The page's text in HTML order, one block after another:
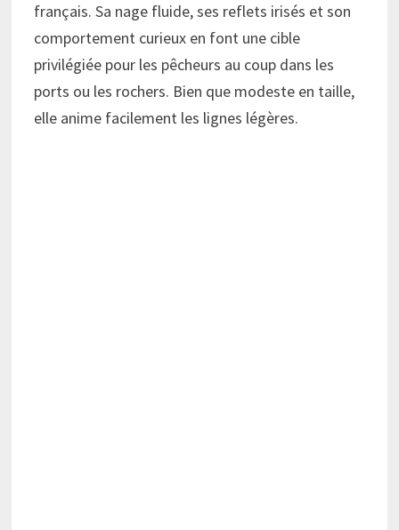
français. Sa nage fluide, ses reflets irisés et son
comportement curieux en font une cible
privilégiée pour les pêcheurs au coup dans les
ports ou les rochers. Bien que modeste en taille,
elle anime facilement les lignes légères.